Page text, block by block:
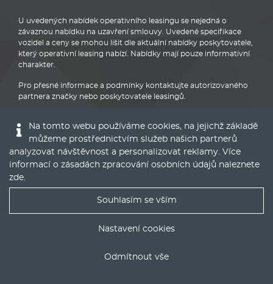
U uvedených nabídek operativního leasingu se nejedná o
závaznou nabídku na uzavření smlouvy. Uvedené specifikace
vozidel a ceny se mohou lišit dle aktuální nabídky poskytovatele,
který operativní leasing nabízí. Nabídky mají pouze informativní
charakter.
Pro přesné informace a podmínky kontaktujte autorizovaného
partnera značky nebo poskytovatele leasingů.
Runs onPublis CMS Framework
Na tomto webu používáme cookies, na jejichž základě
můžeme prostřednictvím služeb našich partnerů
analyzovat návštěvnost a personalizovat reklamy. Více
informací o zásadách zpracování osobních údajů naleznete
zde.
Souhlasím se vším
Nastavení cookies
Odmítnout vše
Nejlepší nabídky operáku do Vašeho emailu